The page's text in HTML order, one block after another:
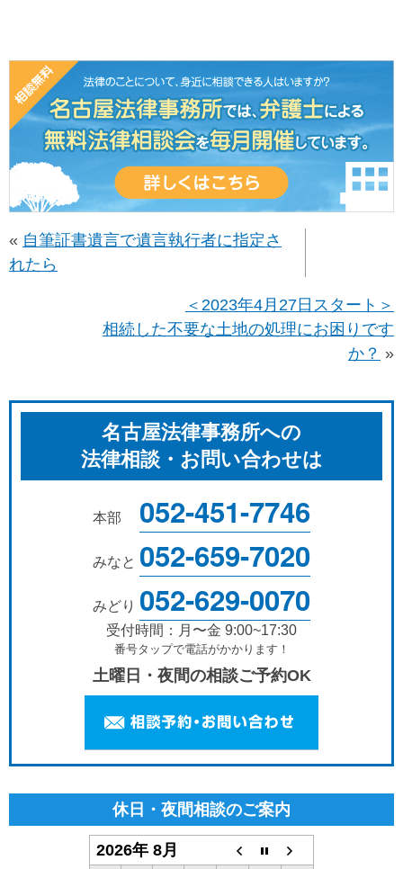
« 自筆証書遺言で遺言執行者に指定さ
れたら
＜2023年4月27日スタート＞
相続した不要な土地の処理にお困りです
か？ »
名古屋法律事務所への
法律相談・お問い合わせは
本部 052-451-7746
みなと 052-659-7020
みどり 052-629-0070
受付時間：月〜金 9:00~17:30
番号タップで電話がかかります！
土曜日・夜間の相談ご予約OK
休日・夜間相談のご案内
2026年 8月